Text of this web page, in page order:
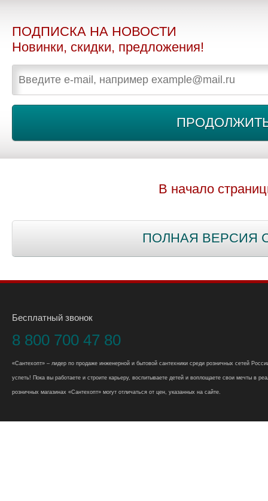
ПОДПИСКА НА НОВОСТИ
Новинки, скидки, предложения!
В начало
ПОЛНАЯ ВЕРСИЯ
Бесплатный звонок
8 800 700 47 80
«Сантехопт» – лидер по продаже инженерной и бытовой сантехники среди розничных сетей
успеть! Пока вы работаете и строите карьеру, воспитываете детей и воплощаете свои мечты в
розничных магазинах «Сантехопт» могут отличаться от цен, указанных на сайте.